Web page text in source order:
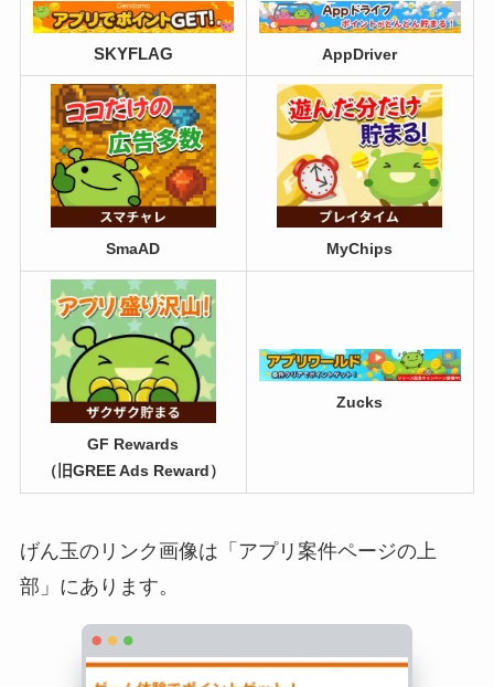
SKYFLAG AppDriver
SmaAD MyChips
GF Rewards
（旧GREE Ads Reward）
Zucks
げん玉のリンク画像は「アプリ案件ページの上
部」にあります。